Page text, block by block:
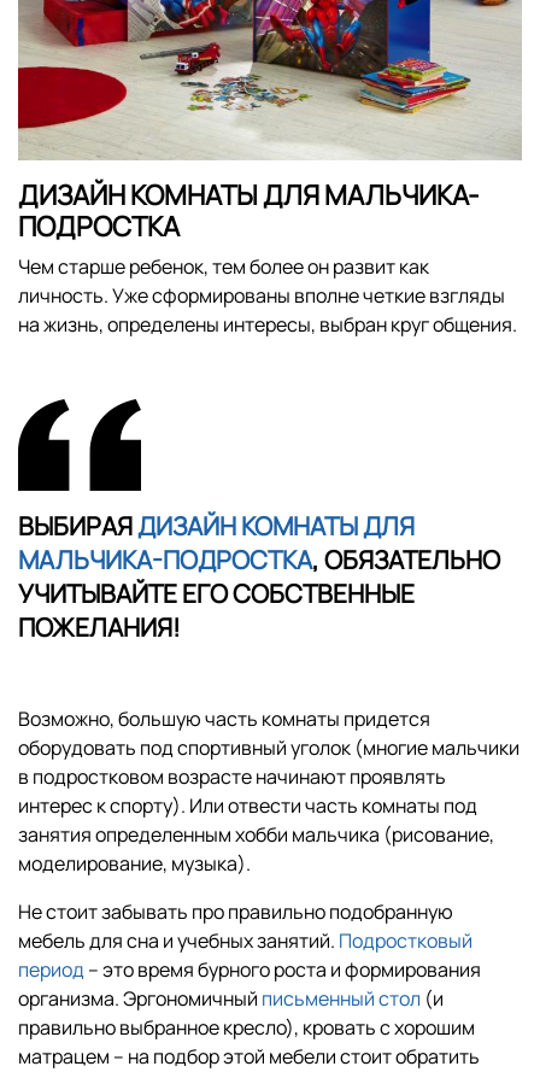
ДИЗАЙН КОМНАТЫ ДЛЯ МАЛЬЧИКА-
ПОДРОСТКА
Чем старше ребенок, тем более он развит как
личность. Уже сформированы вполне четкие взгляды
на жизнь, определены интересы, выбран круг общения.
ВЫБИРАЯДИЗАЙН КОМНАТЫ ДЛЯ
МАЛЬЧИКА-ПОДРОСТКА, ОБЯЗАТЕЛЬНО
УЧИТЫВАЙТЕ ЕГО СОБСТВЕННЫЕ
ПОЖЕЛАНИЯ!
Возможно, большую часть комнаты придется
оборудовать под спортивный уголок (многие мальчики
в подростковом возрасте начинают проявлять
интерес к спорту). Или отвести часть комнаты под
занятия определенным хобби мальчика (рисование,
моделирование, музыка).
Не стоит забывать про правильно подобранную
мебель для сна и учебных занятий. Подростковый
период – это время бурного роста и формирования
организма. Эргономичный письменный стол (и
правильно выбранное кресло), кровать с хорошим
матрацем – на подбор этой мебели стоит обратить